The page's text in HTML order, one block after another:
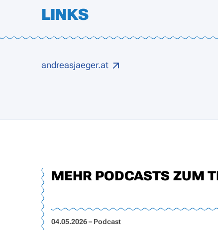
LINKS
andreasjaeger.at
MEHR PODCASTS ZUM
04.05.2026 – Podcast